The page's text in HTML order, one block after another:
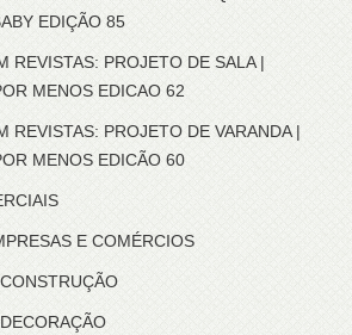
EDIÇÃO 85
REVISTAS: PROJETO DE SALA |
MENOS EDICAO 62
REVISTAS: PROJETO DE VARANDA |
MENOS EDICÃO 60
E COMÉRCIOS